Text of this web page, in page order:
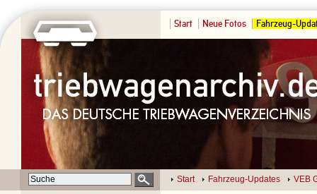
Start Neue Fotos Fahrzeug-
Start Fahrzeug-Updates VEB